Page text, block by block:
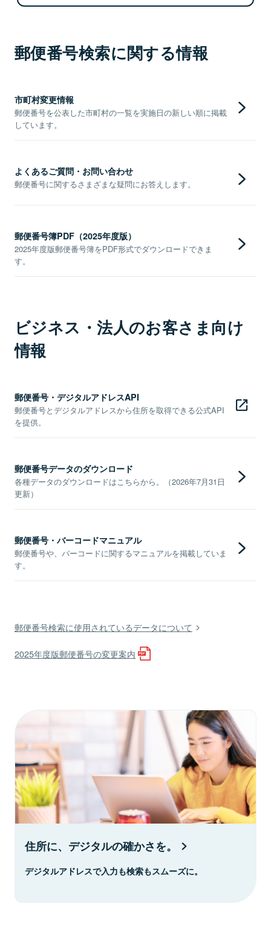
郵便番号検索に関する情報
市町村変更情報
郵便番号を公表した市町村の一覧を実施日の新しい順に掲載
しています。
よくあるご質問・お問い合わせ
郵便番号に関するさまざまな疑問にお答えします。
郵便番号簿PDF（2025年度版）
2025年度版郵便番号簿をPDF形式でダウンロードできま
す。
ビジネス・法人のお客さま向け
情報
郵便番号・デジタルアドレスAPI
郵便番号とデジタルアドレスから住所を取得できる公式API
を提供。
郵便番号データのダウンロード
各種データのダウンロードはこちらから。（2026年7月31日
更新）
郵便番号・バーコードマニュアル
郵便番号や、バーコードに関するマニュアルを掲載していま
す。
郵便番号検索に使用されているデータについて
2025年度版郵便番号の変更案内
住所に、デジタルの確かさを。
デジタルアドレスで入力も検索もスムーズに。